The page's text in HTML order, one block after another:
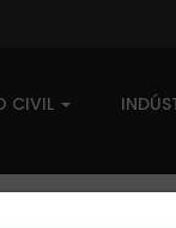
CIVIL